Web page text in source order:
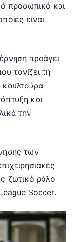
προσωπικό και
είναι
προάγει
τονίζει τη
και
την
των
ζωτικό ρόλο
Soccer.